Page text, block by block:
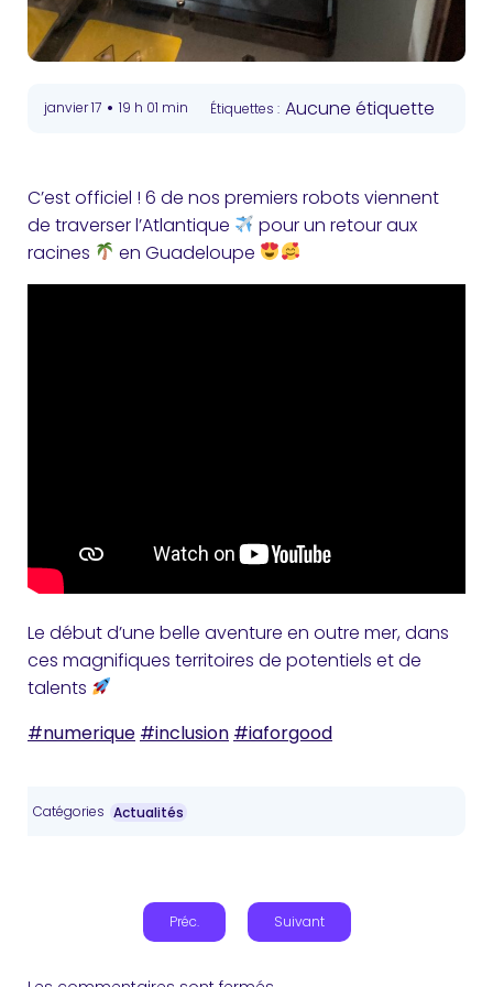
janvier 17 • 19 h 01 min Étiquettes : Aucune étiquette
C’est officiel ! 6 de nos premiers robots viennent
de traverser l’Atlantique
pour un retour aux
racines
en Guadeloupe
Le début d’une belle aventure en outre mer, dans
ces magnifiques territoires de potentiels et de
talents
#numerique #inclusion #iaforgood
Catégories Actualités
Préc. Suivant